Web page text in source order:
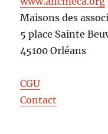
Maisons des
5 place Sainte
45100 Orléans
CGU
Contact